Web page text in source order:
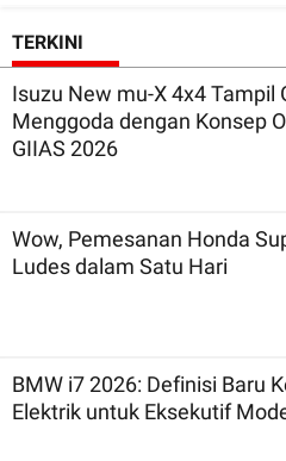
TERKINI
Isuzu New mu-X 4x4 Tampil
Menggoda dengan Konsep
GIIAS 2026
Wow, Pemesanan Honda
Ludes dalam Satu Hari
BMW i7 2026: Definisi Baru
Elektrik untuk Eksekutif